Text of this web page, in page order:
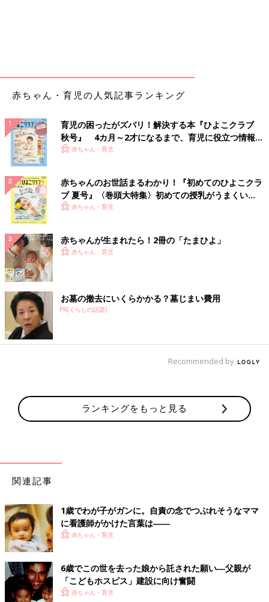
柳澤先生は、まだ幼い子どもたちが、自身の病状や治療内容につ
イギリスでは、子どもに対しても、‟自身が置かれている状況を
知る権利がある”と捉え、病状や治療方針を告知するといいま
す。余命までは伝えないとしても、イラストを使って身体のなか
で起こっていることをわかりやすく解説したり、専門用語を使わ
ずにこれからどのような治療を行うのかを伝えたりするそうで
す。
「一方、日本では子どもへの告知内容は‟親（保護者）の意向”が
尊重されることが一般的です。親が『病名や病状を告げずに、こ
れからの治療方針だけを話してほしい』と希望すれば、ほとんど
の場合、病院側はその思いを汲んで対応します。
子どもにどこまで告知をするか。治療の意思決定を誰が行うの
か。このことは、子どもの年齢や性格、病気の進行状況はもちろ
ん、『子どものアイデンティティをどう捉えるのか』『どのよう
な親子関係を築いているのか』という家庭事情や国柄に加え、医
療環境をめぐる歴史的背景が大きく反映されており、単純にその
をすれば十分に理解できるという考え方が主流であり、子どもを
中心に治療方針を決めることがより良い治療に繋がると考えられ
「私はなんの病気なの？」「僕は死んじゃうの？」
こんなふうに両親や医療関係者に病名を問いただしたり、病気に
ついて尋ねたりする、日本の子どもは案外少ない、と柳澤先生は
語ります。
子どもは、「自分はがんだ」と病名を知っていても、あえて知ら
ないふりをすることがあるそうです。実際、柳澤先生が診た患児
のなかにも、無事に退院できることになって初めて、「オレ、中
赤ちゃん・育児の人気記事ランキング
育児の困ったがズバリ！解決する本『ひよこクラブ
秋号』 4カ月～2才になるまで、育児に役立つ情報が
いっぱい！
赤ちゃん・育児
赤ちゃんのお世話まるわかり！『初めてのひよこクラ
ブ 夏号』〈巻頭大特集〉初めての授乳がうまくい
く！ おっぱい・ミルクの基本と夏のトラブル 解決テ
赤ちゃん・育児
赤ちゃんが生まれたら！2冊の「たまひよ」
赤ちゃん・育児
お墓の撤去にいくらかかる？墓じまい費用
PR(くらしの話題)
Recommended by
ランキングをもっと見る
関連記事
1歳でわが子がガンに。自責の念でつぶれそうなママ
に看護師がかけた言葉は――
赤ちゃん・育児
6歳でこの世を去った娘から託された願い―父親が
「こどもホスピス」建設に向け奮闘
赤ちゃん・育児